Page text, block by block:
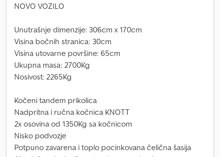
NOVO VOZILO
Unutrašnje dimenzije: 306cm x 170cm
Visina bočnih stranica: 30cm
Visina utovarne površine: 65cm
Ukupna masa: 2700Kg
Nosivost: 2265Kg
Kočeni tandem prikolica
Nadpritna i ručna kočnica KNOTT
2x osovina od 1350Kg sa kočnicom
Nisko podvozje
Potpuno zavarena i toplo pocinkovana čelična šasija